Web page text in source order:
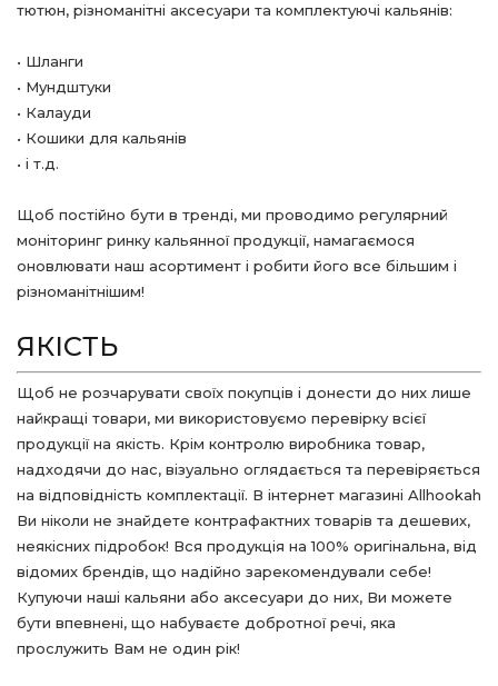
тютюн, різноманітні аксесуари та комплектуючі кальянів:
• Шланги
• Мундштуки
• Калауди
• Кошики для кальянів
• і т.д.
Щоб постійно бути в тренді, ми проводимо регулярний
моніторинг ринку кальянної продукції, намагаємося
оновлювати наш асортимент і робити його все більшим і
різноманітнішим!
ЯКІСТЬ
Щоб не розчарувати своїх покупців і донести до них лише
найкращі товари, ми використовуємо перевірку всієї
продукції на якість. Крім контролю виробника товар,
надходячи до нас, візуально оглядається та перевіряється
на відповідність комплектації. В інтернет магазині Allhookah
Ви ніколи не знайдете контрафактних товарів та дешевих,
неякісних підробок! Вся продукція на 100% оригінальна, від
відомих брендів, що надійно зарекомендували себе!
Купуючи наші кальяни або аксесуари до них, Ви можете
бути впевнені, що набуваєте добротної речі, яка
прослужить Вам не один рік!